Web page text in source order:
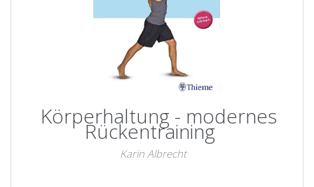
Körperhaltung - modernes
Rückentraining
Karin Albrecht